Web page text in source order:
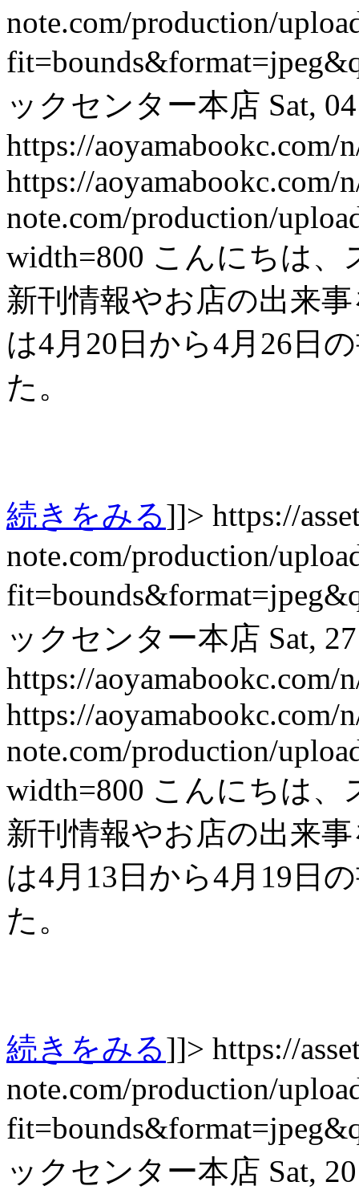
note.com/production/
ックセンター本店 Sat,
https://aoyamabookc.com/
https://aoyamabookc.com/
note.com/production/
width=800 こんにちは、
新刊情報やお店の出来
は4月20日から4月26日
た。
続きをみる]]> https://
note.com/production/
ックセンター本店 Sat,
https://aoyamabookc.com/
https://aoyamabookc.com/
note.com/production/
width=800 こんにちは、
新刊情報やお店の出来
は4月13日から4月19日
た。
続きをみる]]> https://
note.com/production/
ックセンター本店 Sat,